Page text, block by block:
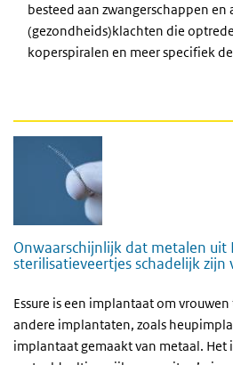
besteed aan zwangerschappen en
(gezondheids)klachten die
koperspiralen en meer specifiek
Onwaarschijnlijk dat metalen uit
sterilisatieveertjes schadelijk
Essure is een implantaat om
andere implantaten, zoals
implantaat gemaakt van metaal. Het